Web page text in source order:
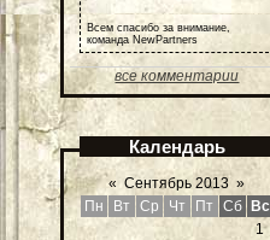
Всем спасибо за внимание,
команда NewPartners
все комментарии
Календарь
« Сентябрь 2013 »
Пн
Вт Ср Чт Пт Сб
Вс
1